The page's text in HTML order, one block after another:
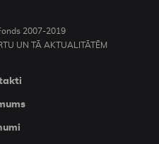
2007-2019
UN TĀ AKTUALITĀTĒM